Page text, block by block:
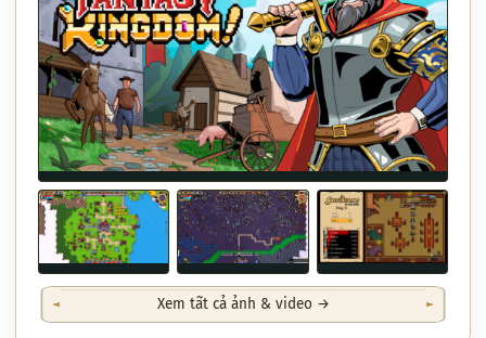
Xem tất cả ảnh & video →